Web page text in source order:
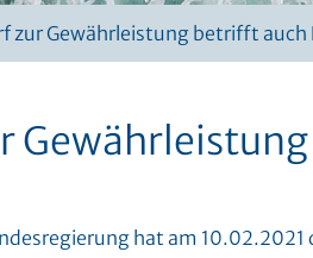
zur Gewährleistung betrifft
hat am 10.02.2021